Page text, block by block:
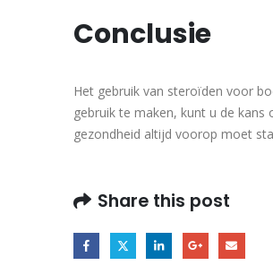
Conclusie
Het gebruik van steroïden voor
gebruik te maken, kunt u de
gezondheid altijd voorop moet
Share this post